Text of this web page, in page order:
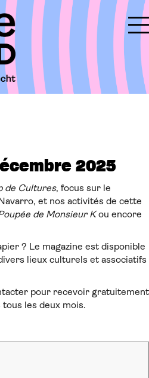
2025
de Cultures, focus sur le
et nos activités de cette
de Monsieur Kou encore
? Le magazine est disponible
lieux culturels et associatifs
pour recevoir gratuitement
les deux mois.